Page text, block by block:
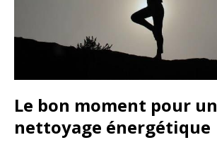
Le bon moment pour un
nettoyage énergétique